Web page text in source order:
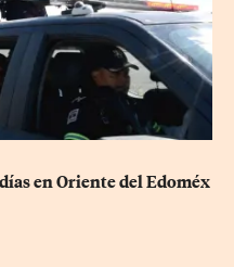
en Oriente del Edoméx